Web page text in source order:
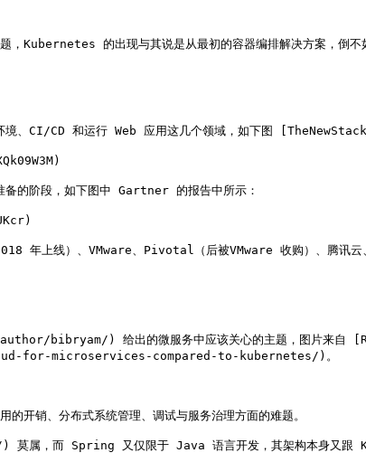
，Kubernetes 的出现与其说是从最初的容器编排解决方案，倒不
环境、CI/CD 和运行 Web 应用这几个领域，如下图
阶段，如下图中 Gartner 的报告中所示：
年上线）、VMware、Pivotal（后被VMware 收购）、腾讯
) 给出的微服务中应该关心的主题，图片来自
for-microservices-compared-to-kubernetes/)。
开销、分布式系统管理、调试与服务治理方面的难题。
，而 Spring 又仅限于 Java 语言开发，其架构本身又跟